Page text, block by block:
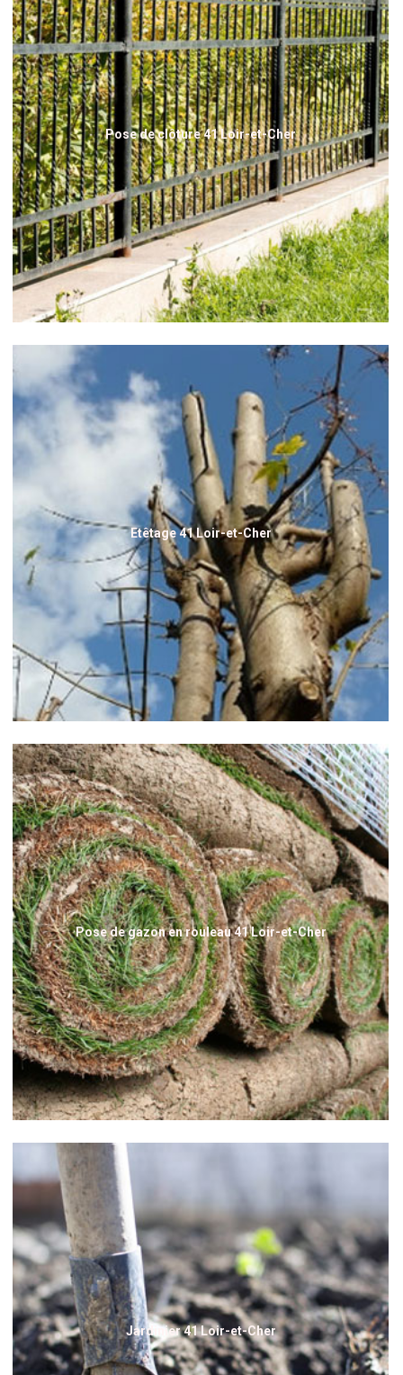
Pose de clôture 41 Loir-et-Cher
Etêtage 41 Loir-et-Cher
Pose de gazon en rouleau 41 Loir-et-Cher
Jardinier 41 Loir-et-Cher